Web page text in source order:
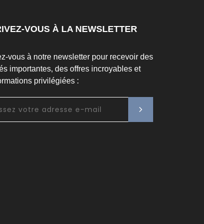
VOUS À LA NEWSLETTER
vous à notre newsletter pour recevoir des
importantes, des offres incroyables et
privilégiées :